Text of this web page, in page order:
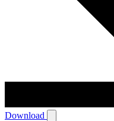
Download